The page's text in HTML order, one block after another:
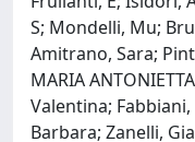
S; Mondelli, Mu;
Amitrano, Sara;
MARIA
Valentina;
Barbara; Zanelli,